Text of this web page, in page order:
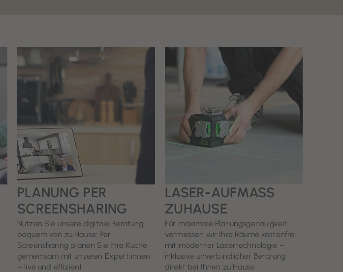
PLANUNG PER
SCREENSHARING
Nutzen Sie unsere digitale Beratung
bequem von zu Hause: Per
Screensharing planen Sie Ihre Küche
gemeinsam mit unseren Expert:innen
– live und effizient.
LASER-AUFMASS
ZUHAUSE
Für maximale Planungsgenauigkeit
vermessen wir Ihre Räume kostenfrei
mit moderner Lasertechnologie –
inklusive unverbindlicher Beratung
direkt bei Ihnen zu Hause.